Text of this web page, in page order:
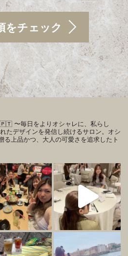
をチェック
〜毎日をよりオシャレに、私らし
たデザインを発信し続けるサロン。オシ
る上品かつ、大人の可愛さを追求したト